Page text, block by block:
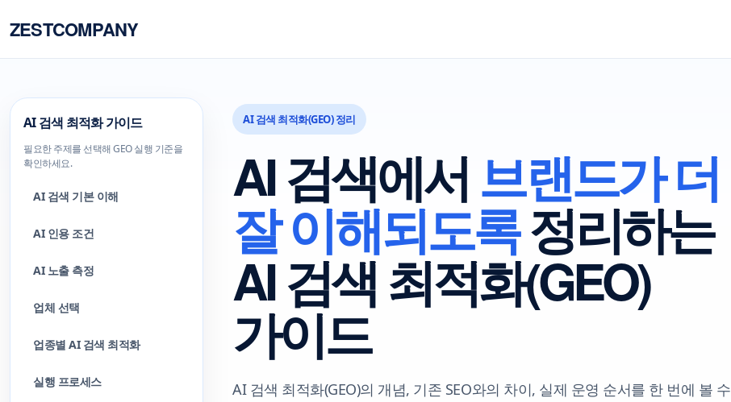
ZESTCOMPANY
AI 검색 최적화 가이드
필요한 주제를 선택해 GEO 실행 기준을
확인하세요.
AI 검색 기본 이해
AI 인용 조건
AI 노출 측정
업체 선택
업종별 AI 검색 최적화
실행 프로세스
AI 검색 최적화(GEO) 정리
AI 검색에서브랜드가 더
잘 이해되도록정리하는
AI 검색최적화(GEO)
가이드
AI 검색 최적화(GEO)의 개념, 기존 SEO와의 차이, 실제 운영 순서를 한 번에 볼 수